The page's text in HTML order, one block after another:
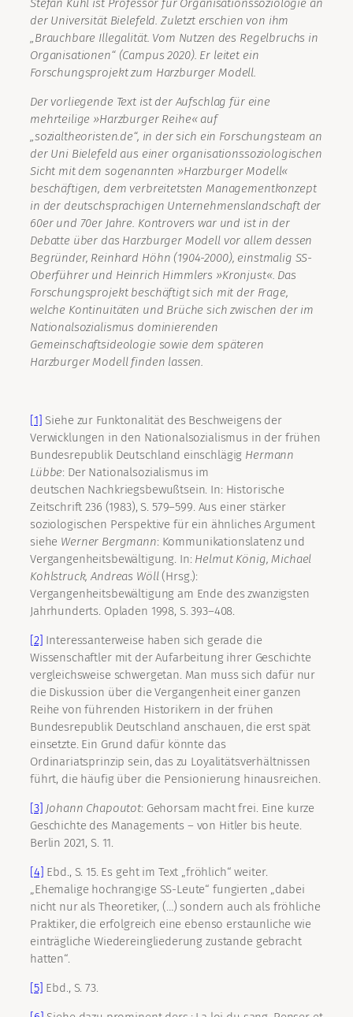
Stefan Kühl ist Professor für Organisationssoziologie an
der Universität Bielefeld. Zuletzt erschien von ihm
„Brauchbare Illegalität. Vom Nutzen des Regelbruchs in
Organisationen“ (Campus 2020). Er leitet ein
Forschungsprojekt zum Harzburger Modell.
Der vorliegende Text ist der Aufschlag für eine
mehrteilige »Harzburger Reihe« auf
„sozialtheoristen.de“, in der sich ein Forschungsteam an
der Uni Bielefeld aus einer organisationssoziologischen
Sicht mit dem sogenannten »Harzburger Modell«
beschäftigen, dem verbreitetsten Managementkonzept
in der deutschsprachigen Unternehmenslandschaft der
60er und 70er Jahre. Kontrovers war und ist in der
Debatte über das Harzburger Modell vor allem dessen
Begründer, Reinhard Höhn (1904-2000), einstmalig SS-
Oberführer und Heinrich Himmlers »Kronjust«. Das
Forschungsprojekt beschäftigt sich mit der Frage,
welche Kontinuitäten und Brüche sich zwischen der im
Nationalsozialismus dominierenden
Gemeinschaftsideologie sowie dem späteren
Harzburger Modell finden lassen.
[1] Siehe zur Funktonalität des Beschweigens der
Verwicklungen in den Nationalsozialismus in der frühen
Bundesrepublik Deutschland einschlägig Hermann
Lübbe: Der Nationalsozialismus im
deutschen Nachkriegsbewußtsein. In: Historische
Zeitschrift 236 (1983), S. 579–599. Aus einer stärker
soziologischen Perspektive für ein ähnliches Argument
siehe Werner Bergmann: Kommunikationslatenz und
Vergangenheitsbewältigung. In: Helmut König, Michael
Kohlstruck, Andreas Wöll(Hrsg.):
Vergangenheitsbewältigung am Ende des zwanzigsten
Jahrhunderts. Opladen 1998, S. 393–408.
[2] Interessanterweise haben sich gerade die
Wissenschaftler mit der Aufarbeitung ihrer Geschichte
vergleichsweise schwergetan. Man muss sich dafür nur
die Diskussion über die Vergangenheit einer ganzen
Reihe von führenden Historikern in der frühen
Bundesrepublik Deutschland anschauen, die erst spät
einsetzte. Ein Grund dafür könnte das
Ordinariatsprinzip sein, das zu Loyalitätsverhältnissen
führt, die häufig über die Pensionierung hinausreichen.
[3] Johann Chapoutot: Gehorsam macht frei. Eine kurze
Geschichte des Managements – von Hitler bis heute.
Berlin 2021, S. 11.
[4] Ebd., S. 15. Es geht im Text „fröhlich“ weiter.
„Ehemalige hochrangige SS-Leute“ fungierten „dabei
nicht nur als Theoretiker, (…) sondern auch als fröhliche
Praktiker, die erfolgreich eine ebenso erstaunliche wie
einträgliche Wiedereingliederung zustande gebracht
hatten“.
[5] Ebd., S. 73.